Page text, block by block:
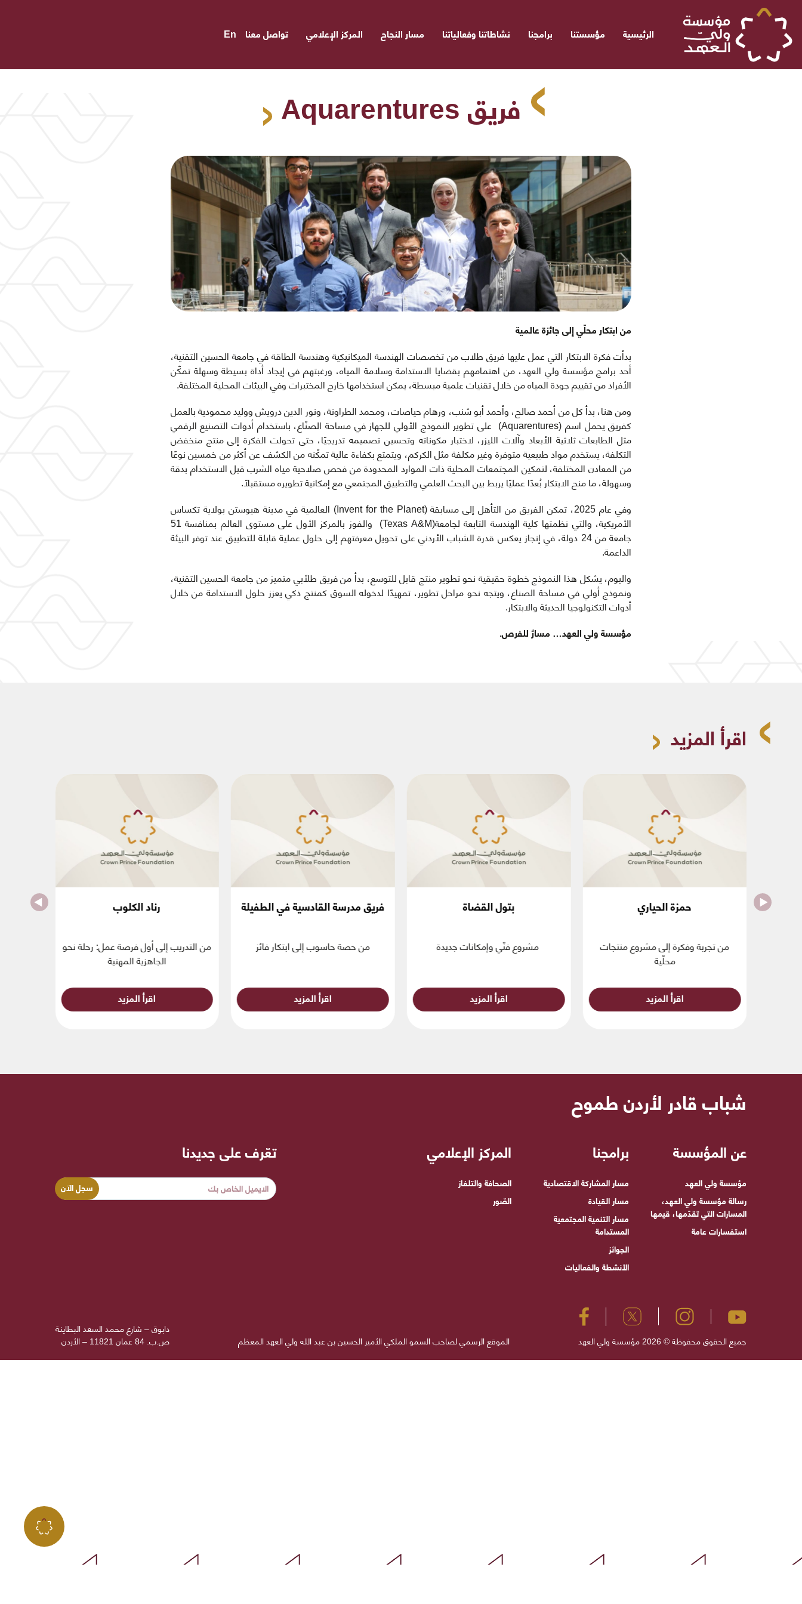
الرئيسية مؤسستنا برامجنا نشاطاتنا وفعالياتنا مسار النجاح المركز الإعلامي تواصل معنا En
فريق Aquarentures
من ابتكار محلّي إلى جائزة عالمية
بدأت فكرة الابتكار التي عمل عليها فريق طلاب من تخصصات الهندسة الميكانيكية وهندسة الطاقة في جامعة الحسين التقنية،
أحد برامج مؤسسة ولي العهد، من اهتمامهم بقضايا الاستدامة وسلامة المياه، ورغبتهم في إيجاد أداة بسيطة وسهلة تمكّن
الأفراد من تقييم جودة المياه من خلال تقنيات علمية مبسطة، يمكن استخدامها خارج المختبرات وفي البيئات المحلية المختلفة.
ومن هنا، بدأ كل من أحمد صالح، وأحمد أبو شنب، ورهام حياصات، ومحمد الطراونة، ونور الدين درويش ووليد محمودية بالعمل
كفريق يحمل اسم (Aquarentures) على تطوير النموذج الأولي للجهاز في مساحة الصنّاع، باستخدام أدوات التصنيع الرقمي
مثل الطابعات ثلاثية الأبعاد وآلات الليزر، لاختبار مكوناته وتحسين تصميمه تدريجيًا، حتى تحولت الفكرة إلى منتج منخفض
التكلفة، يستخدم مواد طبيعية متوفرة وغير مكلفة مثل الكركم، ويتمتع بكفاءة عالية تمكّنه من الكشف عن أكثر من خمسين نوعًا
من المعادن المختلفة، لتمكين المجتمعات المحلية ذات الموارد المحدودة من فحص صلاحية مياه الشرب قبل الاستخدام بدقة
وسهولة، ما منح الابتكار بُعدًا عمليًا يربط بين البحث العلمي والتطبيق المجتمعي مع إمكانية تطويره مستقبلًا.
وفي عام 2025، تمكن الفريق من التأهل إلى مسابقة (Invent for the Planet) العالمية في مدينة هيوستن بولاية تكساس
الأمريكية، والتي نظمتها كلية الهندسة التابعة لجامعة(Texas A&M) والفوز بالمركز الأول على مستوى العالم بمنافسة 51
جامعة من 24 دولة، في إنجاز يعكس قدرة الشباب الأردني على تحويل معرفتهم إلى حلول عملية قابلة للتطبيق عند توفر البيئة
الداعمة.
واليوم، يشكل هذا النموذج خطوة حقيقية نحو تطوير منتج قابل للتوسع، بدأ من فريق طلّابي متميز من جامعة الحسين التقنية،
ونموذج أولي في مساحة الصناع، ويتجه نحو مراحل تطوير، تمهيدًا لدخوله السوق كمنتج ذكي يعزز حلول الاستدامة من خلال
أدوات التكنولوجيا الحديثة والابتكار.
مؤسسة ولي العهد… مسارٌ للفرص.
اقرأ المزيد
حمزة الحياري
من تجربة وفكرة إلى مشروع منتجات
محلّية
اقرأ المزيد
بتول القضاة
مشروع فنّي وإمكانات جديدة
اقرأ المزيد
فريق مدرسة القادسية في الطفيلة
من حصة حاسوب إلى ابتكار فائز
اقرأ المزيد
رناد الكلوب
من التدريب إلى أول فرصة عمل: رحلة نحو
الجاهزية المهنية
اقرأ المزيد
شباب قادر لأردن طموح
عن المؤسسة
مؤسسة ولي العهد
رسالة مؤسسة ولي العهد،
المسارات التي تقدّمها، قيمها
استفسارات عامة
برامجنا
مسار المشاركة الاقتصادية
مسار القيادة
مسار التنمية المجتمعية
المستدامة
الجوائز
الأنشطة والفعاليات
المركز الإعلامي
الصحافة والتلفاز
الصّور
تعّرف على جديدنا
جميع الحقوق محفوظة © 2026 مؤسسة ولي العهد الموقع الرسمي لصاحب السمو الملكي الأمير الحسين بن عبد الله ولي العهد المعظم
دابوق – شارع محمد السعد البطاينة
ص.ب. 84 عمان 11821 – الأردن